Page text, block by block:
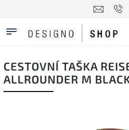
CESTOVNÍ TAŠKA
ALLROUNDER M